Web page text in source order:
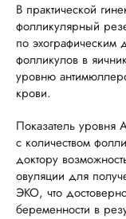
В практической
фолликулярный
по эхографическим
фолликулов в
уровню
крови.
Показатель
с количеством
доктору
овуляции для
ЭКО, что
беременности в